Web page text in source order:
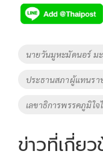
e
b
o
k
tt
er
p
y
k
Tags
นายวันมูหะมัดนอร์ ม
ประธานสภาผู้แทนรา
เลขาธิการพรรคภูมิใจ
ข่าวที่เกี่ย